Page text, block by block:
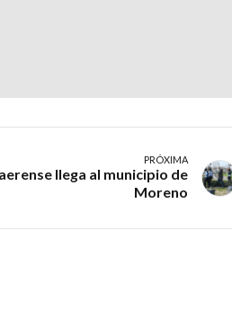
PRÓXIMA
llega al municipio de
Moreno